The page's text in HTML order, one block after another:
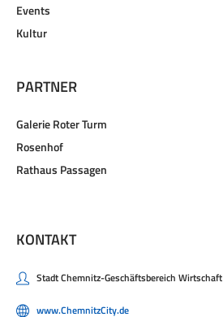
Events
Kultur
PARTNER
Galerie Roter Turm
Rosenhof
Rathaus Passagen
KONTAKT
Stadt Chemnitz-Geschäftsbereich Wirtschaft
www.ChemnitzCity.de